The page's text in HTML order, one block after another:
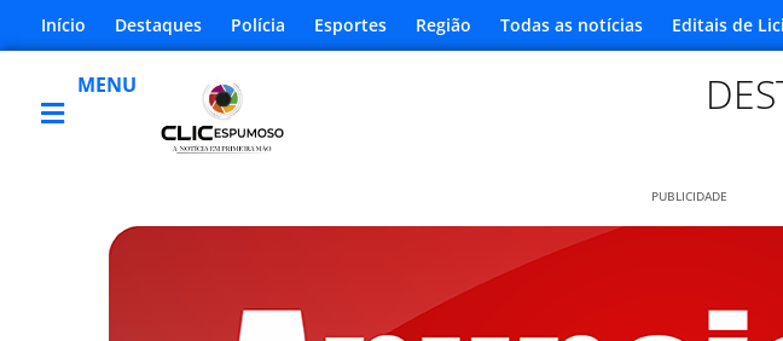
Início Destaques Polícia Esportes Região Todas as notícias Editais de
MENU
PUBLICIDADE